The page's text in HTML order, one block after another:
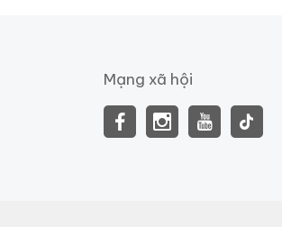
Mạng xã hội